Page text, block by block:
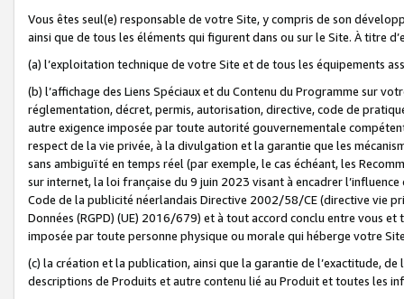
Vous êtes seul(e) responsable de votre Site, y compris de son
ainsi que de tous les éléments qui figurent dans ou sur le Site. À titre
(a) l’exploitation technique de votre Site et de tous les équipements
(b) l’affichage des Liens Spéciaux et du Contenu du Programme sur
réglementation, décret, permis, autorisation, directive, code de
autre exigence imposée par toute autorité gouvernementale
respect de la vie privée, à la divulgation et la garantie que les
sans ambiguïté en temps réel (par exemple, le cas échéant, les
sur internet, la loi française du 9 juin 2023 visant à encadrer
Code de la publicité néerlandais Directive 2002/58/CE (directive vie
Données (RGPD) (UE) 2016/679) et à tout accord conclu entre vous
imposée par toute personne physique ou morale qui héberge votre
(c) la création et la publication, ainsi que la garantie de l’exactitude,
descriptions de Produits et autre contenu lié au Produit et toutes les